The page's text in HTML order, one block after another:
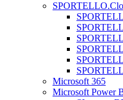
Microsoft 365
Microsoft Power